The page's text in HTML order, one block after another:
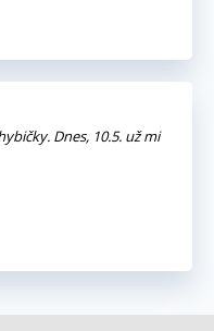
Dnes, 10.5. už mi